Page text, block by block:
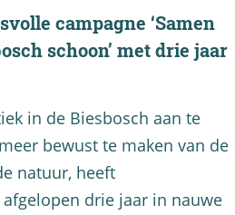
campagne ‘Samen
schoon’ met drie jaar
in de Biesbosch aan te
bewust te maken van de
natuur, heeft
drie jaar in nauwe